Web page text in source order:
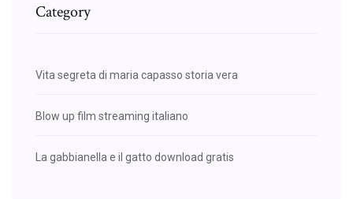
Category
Vita segreta di maria capasso storia vera
Blow up film streaming italiano
La gabbianella e il gatto download gratis